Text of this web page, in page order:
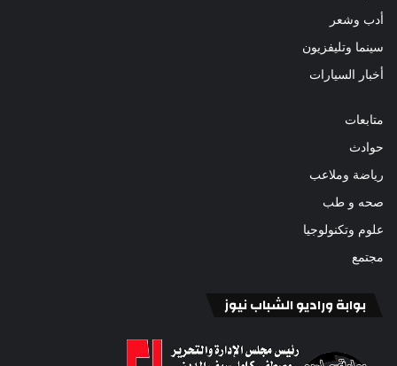
أدب وشعر
سينما وتليفزيون
أخبار السيارات
متابعات
حوادث
رياضة وملاعب
صحه و طب
علوم وتكنولوجيا
مجتمع
بوابة وراديو الشباب نيوز